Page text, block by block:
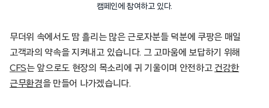
캠페인에 참여하고 있다.
무더위 속에서도 땀 흘리는 많은 근로자분들 덕분에 쿠팡은 매일
고객과의 약속을 지켜내고 있습니다. 그 고마움에 보답하기 위해
CFS는 앞으로도 현장의 목소리에 귀 기울이며 안전하고 건강한
근무환경을 만들어 나가겠습니다.